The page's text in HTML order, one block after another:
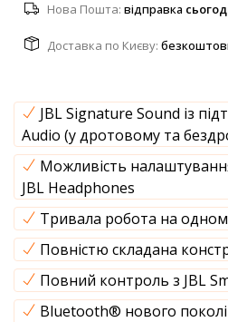
Нова Пошта: відправка
Доставка по Києву:
JBL Signature Sound із
Audio (у дротовому та
Можливість
JBL Headphones
Тривала робота на
Повністю складана
Повний контроль з JBL
Bluetooth® нового